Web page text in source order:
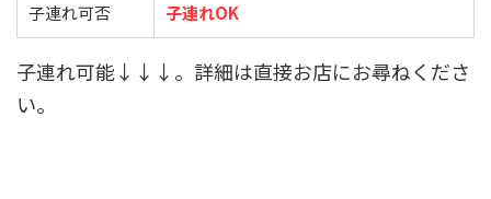
子連れ可否 子連れOK
子連れ可能↓↓↓。詳細は直接お店にお尋ねくださ
い。